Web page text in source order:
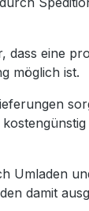
dass eine
möglich ist.
Umladen
damit